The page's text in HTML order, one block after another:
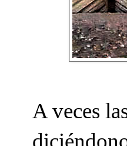
A veces